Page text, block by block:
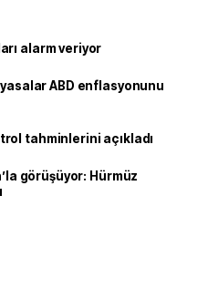
alarm veriyor
ABD enflasyonunu
tahminlerini açıkladı
görüşüyor: Hürmüz